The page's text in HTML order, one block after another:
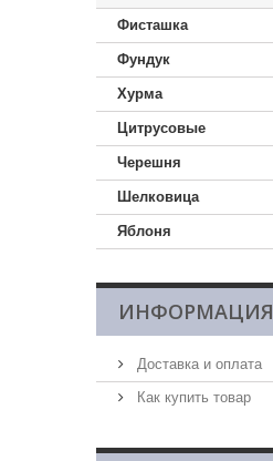
Фисташка
Фундук
Хурма
Цитрусовые
Черешня
Шелковица
Яблоня
ИНФОРМАЦИЯ
Доставка и оплата
Как купить товар